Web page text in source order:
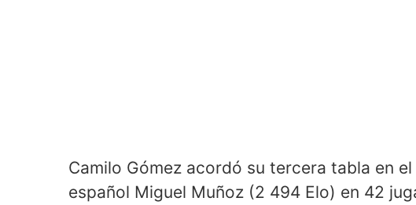
Camilo Gómez acordó su tercera tabla en
español Miguel Muñoz (2 494 Elo) en 42